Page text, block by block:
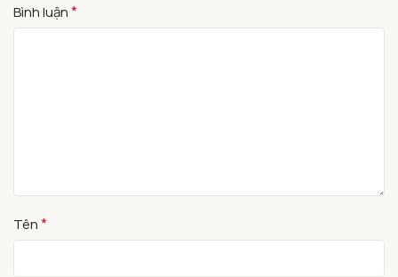
Bình luận*
Tên*